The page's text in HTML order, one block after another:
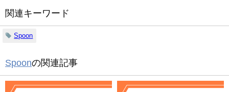
関連キーワード
Spoon
Spoonの関連記事